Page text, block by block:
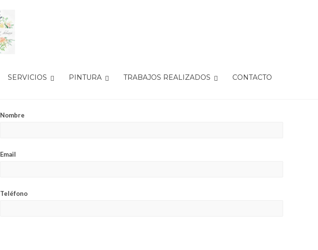
SERVICIOS PINTURA TRABAJOS REALIZADOS CONTACTO
Nombre
Email
Teléfono